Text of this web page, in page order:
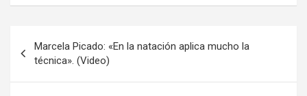
de
entradas
Marcela Picado: «En la natación aplica mucho la
técnica». (Video)